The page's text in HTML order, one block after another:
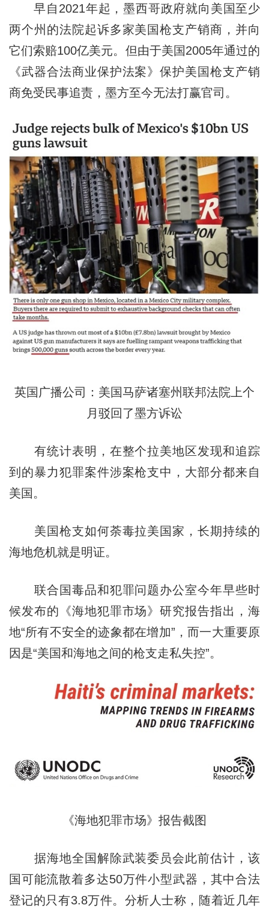
早自2021年起，墨西哥政府就向美国至少
两个州的法院起诉多家美国枪支产销商，并向
它们索赔100亿美元。但由于美国2005年通过的
《武器合法商业保护法案》保护美国枪支产销
商免受民事追责，墨方至今无法打赢官司。
英国广播公司：美国马萨诸塞州联邦法院上个
月驳回了墨方诉讼
有统计表明，在整个拉美地区发现和追踪
到的暴力犯罪案件涉案枪支中，大部分都来自
美国。
美国枪支如何荼毒拉美国家，长期持续的
海地危机就是明证。
联合国毒品和犯罪问题办公室今年早些时
候发布的《海地犯罪市场》研究报告指出，海
地“所有不安全的迹象都在增加”，而一大重要原
因是“美国和海地之间的枪支走私失控”。
《海地犯罪市场》报告截图
据海地全国解除武装委员会此前估计，该
国可能流散着多达50万件小型武器，其中合法
登记的只有3.8万件。分析人士称，随着近几年